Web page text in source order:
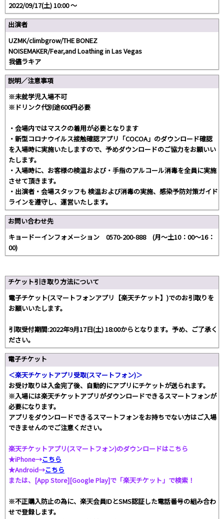
2022/09/17(土) 10:00 〜
出演者
UZMK/climbgrow/THE BONEZ
NOISEMAKER/Fear,and Loathing in Las Vegas
我儘ラキア
説明／注意事項
※未就学児入場不可
※ドリンク代別途600円必要
・会場内ではマスクの着用が必要となります
・新型コロナウイルス接触確認アプリ「COCOA」のダウンロード確認
を入場時に実施いたしますので、予めダウンロードのご協力をお願いい
たします。
・入場時に、お客様の検温および・手指のアルコール消毒を全員に実施
させて頂きます。
・出演者・会場スタッフも 検温および消毒の実施、感染予防対策ガイド
ラインを遵守し、運営いたします。
お問い合わせ先
キョードーインフォメーション 0570-200-888 (月～土10：00～16：
00)
チケット引き取り方法について
電子チケット(スマートフォンアプリ【楽天チケット】)でのお引取りを
お願いいたします。
引取受付期間:2022年9月17日(土) 18:00からとなります。予め、ご了承く
ださい。
電子チケット
＜楽天チケットアプリ受取(スマートフォン)＞
お受け取りは入金完了後、自動的にアプリにチケットが送られます。
※入場には楽天チケットアプリがダウンロードできるスマートフォンが
必要になります。
アプリをダウンロードできるスマートフォンをお持ちでない方はご入場
できませんのでご注意ください。
楽天チケットアプリ(スマートフォン)のダウンロードはこちら
★iPhone→こちら
★Android→こちら
または、[App Store][Google Play]で「楽天チケット」で検索！
※不正購入防止の為に、楽天会員IDとSMS認証した電話番号の組み合わ
せで登録します。